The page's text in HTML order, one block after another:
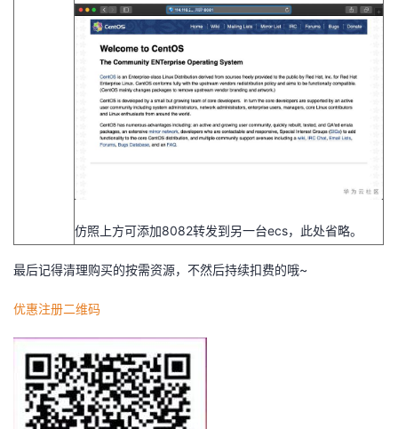
仿照上方可添加8082转发到另一台ecs，此处省略。
最后记得清理购买的按需资源，不然后持续扣费的哦~
优惠注册二维码